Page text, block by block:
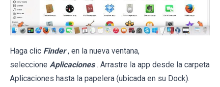
Haga clic Finder , en la nueva ventana,
seleccione Aplicaciones . Arrastre la app desde la carpeta
Aplicaciones hasta la papelera (ubicada en su Dock).